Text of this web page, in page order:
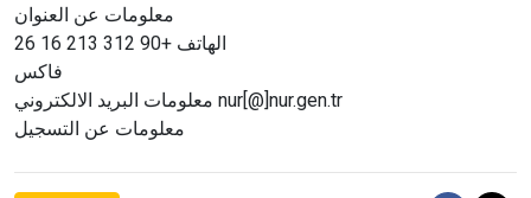
معلومات عن العنوان
الهاتف +90 312 213 16 26
فاكس
معلومات البريد الالكتروني nur[@]nur.gen.tr
معلومات عن التسجيل